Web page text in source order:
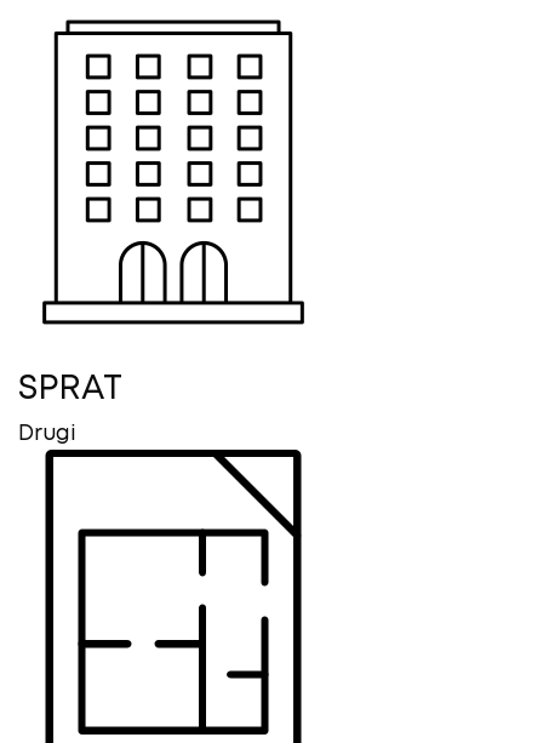
SPRAT
Drugi